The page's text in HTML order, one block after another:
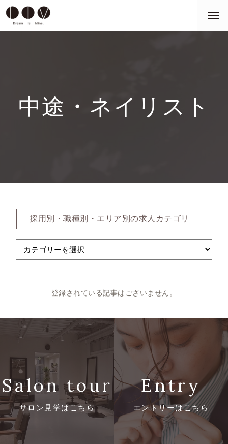
Home ホーム
中途・ネイリスト
採用別・職種別・エリア別の求人カテゴリ
種
別・
エ
リ
ア
別
の
登録されている記事はございません。
Salon tour
サロン見学はこちら
Entry
エントリーはこちら